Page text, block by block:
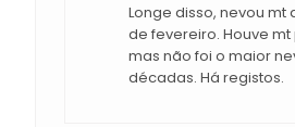
Longe disso, nevou mt
de fevereiro. Houve
mas não foi o maior
décadas. Há registos.